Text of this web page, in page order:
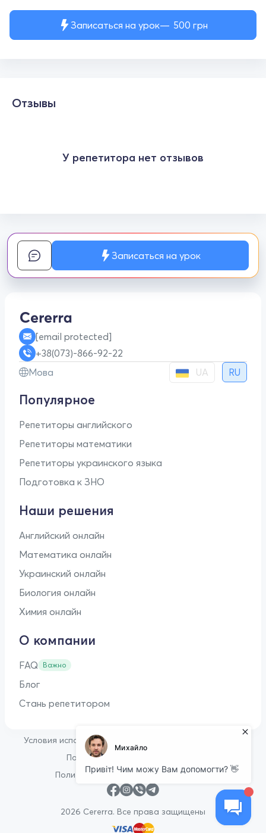
Записаться на урок 500 грн
Отзывы
У репетитора нет отзывов
Записаться на урок
[email protected]
+38(073)-866-92-22
Мова
UA RU
Популярное
Репетиторы английского
Репетиторы математики
Репетиторы украинского языка
Подготовка к ЗНО
Наши решения
Английский онлайн
Математика онлайн
Украинский онлайн
Биология онлайн
Химия онлайн
О компании
FAQ Важно
Блог
Стань репетитором
2026 Cererra. Все права защищены
Условия использования
Политика конфиденциальности
Политика в отношении файлов cookie